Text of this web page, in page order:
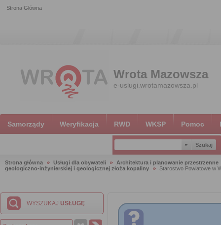
Strona Główna
Wrota Mazowsza
e-uslugi.wrotamazowsza.pl
Samorządy Weryfikacja RWD WKSP Pomoc
Strona główna Usługi dla obywateli
Architektura i planowanie przestrzenne
geologiczno-inżynierskiej i geologicznej złoża kopaliny
Starostwo Powiatowe w
WYSZUKAJ USŁUGĘ